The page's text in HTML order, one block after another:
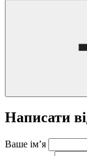
Написати
Ваше ім’я